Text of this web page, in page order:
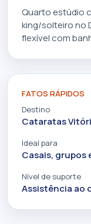
Quarto estúdio
king/solteiro no
flexível com
FATOS RÁPIDOS
Destino
Cataratas
Ideal para
Casais,
Nível de suporte
Assistência ao